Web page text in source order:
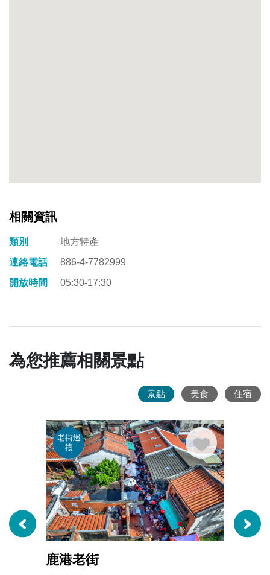
相關資訊
類別
地方特產
連絡電話
886-4-7782999
開放時間
05:30-17:30
為您推薦相關景點
景點 美食 住宿
老街巡
禮
鹿港老街